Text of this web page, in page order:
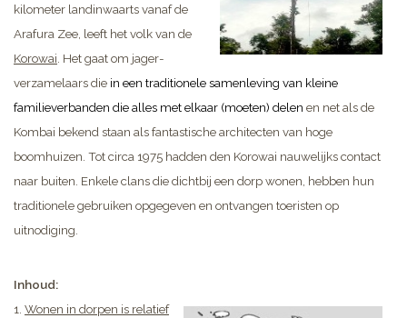
kilometer landinwaarts vanaf de
Arafura Zee, leeft het volk van de
Korowai . Het gaat om jager-
verzamelaars die in een traditionele samenleving van kleine
familieverbanden die alles met elkaar (moeten) delen en net als de
Kombai bekend staan als fantastische architecten van hoge
boomhuizen. Tot circa 1975 hadden den Korowai nauwelijks contact
naar buiten. Enkele clans die dichtbij een dorp wonen, hebben hun
traditionele gebruiken opgegeven en ontvangen toeristen op
uitnodiging.
Inhoud:
1. Wonen in dorpen is relatief